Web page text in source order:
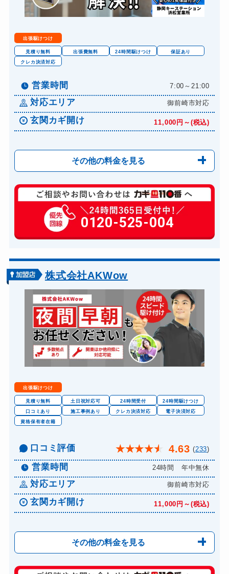
出張駆けつけ
見積り無料 出張費無料 24時間駆けつけ
保証あり
クレカ決済対応
営業時間 7:00～21:00
対応エリア 御前崎市対応
玄関カギ開け 11,000円～(税込)
その他の料金を見る
玄関カギ修理 6,600円～(税込)
玄関カギ作成 14,300円～(税込)
玄関カギ交換 14,300円～(税込)
バイクカギ開け
バイクカギ作成 16,500円～(税込)
スーツケースカギ開け 8,800円～(税込)
スーツケースカギ作成 8,800円～(税込)
金庫カギ開け 14,300円～(税込)
金庫カギ修理 11,000円～(税込)
金庫カギ交換
ロッカーカギ開け 8,800円～(税込)
ドアノブカギ開け
ドアノブカギ交換 11,000円～(税込)
0120-525-004
株式会社AKWow
出張駆けつけ
見積り無料 土日祝対応可 24時間受付
24時間駆けつけ
口コミあり
施工事例あり クレカ決済対応
電子決済対応
資格保有者在籍
口コミ評価 ★★★★★ 4.63 (233)
営業時間 24時間 年中無休
対応エリア 御前崎市対応
玄関カギ開け 11,000円～(税込)
その他の料金を見る